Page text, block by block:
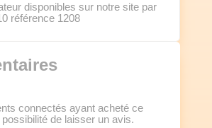
disponibles sur notre site par
référence 1208
connectés ayant acheté ce
possibilité de laisser un avis.